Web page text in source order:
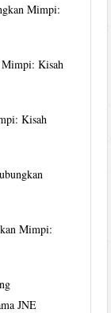
Mimpi:
Kisah
Kisah
Mimpi:
JNE